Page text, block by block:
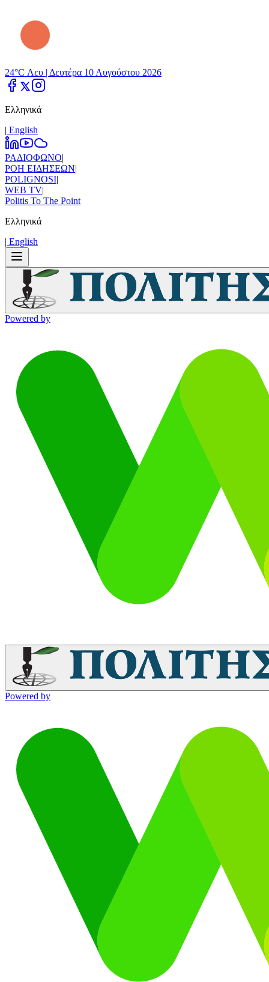
24°C Λευ | Δευτέρα 10 Αυγούστου 2026
Ελληνικά
| Εnglish
ΡΑΔΙΟΦΩΝΟ|
ΡΟΗ ΕΙΔΗΣΕΩΝ|
POLIGNOSI|
WEB TV|
Politis To The Point
Ελληνικά
| Εnglish
Powered by
Powered by